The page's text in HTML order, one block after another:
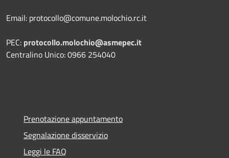
Email: protocollo@comune.molochio.rc.it
PEC: protocollo.molochio@asmepec.it
Centralino Unico: 0966 254040
Prenotazione appuntamento
Segnalazione disservizio
Leggi le FAQ